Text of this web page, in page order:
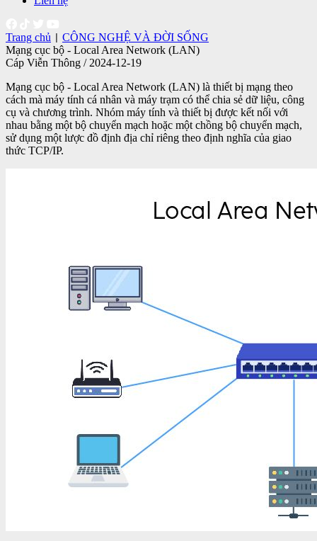
Trang chủ
CÔNG NGHỆ VÀ ĐỜI SỐNG
Mạng cục bộ - Local Area Network (LAN)
Cáp Viễn Thông / 2024-12-19
Mạng cục bộ - Local Area Network (LAN) là thiết bị mạng theo
cách mà máy tính cá nhân và máy trạm có thể chia sẻ dữ liệu, công
cụ và chương trình. Nhóm máy tính và thiết bị được kết nối với
nhau bằng một bộ chuyển mạch hoặc một chồng bộ chuyển mạch,
sử dụng một lược đồ định địa chỉ riêng theo định nghĩa của giao
thức TCP/IP.